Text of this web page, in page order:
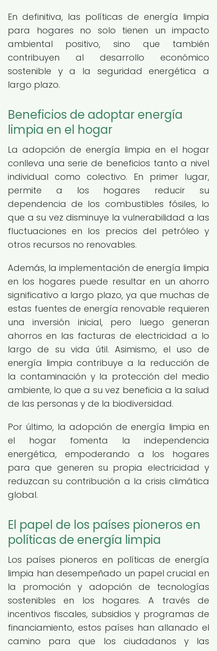
En definitiva, las políticas de energía limpia
para hogares no solo tienen un impacto
ambiental positivo, sino que también
contribuyen al desarrollo económico
sostenible y a la seguridad energética a
largo plazo.
Beneficios de adoptar energía
limpia en el hogar
La adopción de energía limpia en el hogar
conlleva una serie de beneficios tanto a nivel
individual como colectivo. En primer lugar,
permite a los hogares reducir su
dependencia de los combustibles fósiles, lo
que a su vez disminuye la vulnerabilidad a las
fluctuaciones en los precios del petróleo y
otros recursos no renovables.
Además, la implementación de energía limpia
en los hogares puede resultar en un ahorro
significativo a largo plazo, ya que muchas de
estas fuentes de energía renovable requieren
una inversión inicial, pero luego generan
ahorros en las facturas de electricidad a lo
largo de su vida útil. Asimismo, el uso de
energía limpia contribuye a la reducción de
la contaminación y la protección del medio
ambiente, lo que a su vez beneficia a la salud
de las personas y de la biodiversidad.
Por último, la adopción de energía limpia en
el hogar fomenta la independencia
energética, empoderando a los hogares
para que generen su propia electricidad y
reduzcan su contribución a la crisis climática
global.
El papel de los países pioneros en
políticas de energía limpia
Los países pioneros en políticas de energía
limpia han desempeñado un papel crucial en
la promoción y adopción de tecnologías
sostenibles en los hogares. A través de
incentivos fiscales, subsidios y programas de
financiamiento, estos países han allanado el
camino para que los ciudadanos y las